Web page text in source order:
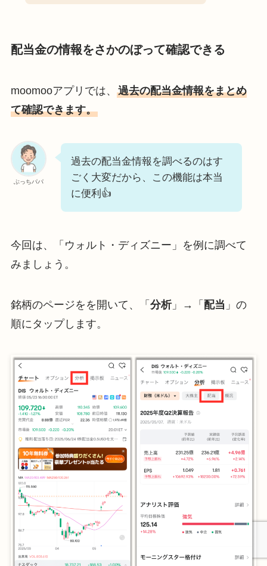
配当金の情報をさかのぼって確認できる
moomooアプリでは、 過去の配当金情報をまとめ
て確認できます。
ぶっちパパ
過去の配当金情報を調べるのはす
ごく大変だから、この機能は本当
に便利👍
今回は、「ウォルト・ディズニー」を例に調べて
みましょう。
銘柄のページをを開いて、「 分析」→「 配当 」の
順にタップします。